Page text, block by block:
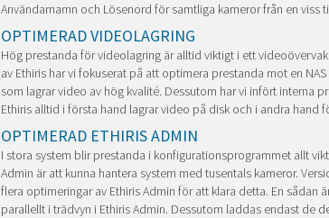
Användarnamn och Lösenord för samtliga kameror från en viss
OPTIMERAD VIDEOLAGRING
Hög prestanda för videolagring är alltid viktigt i ett
av Ethiris har vi fokuserat på att optimera prestanda mot en
som lagrar video av hög kvalité. Dessutom har vi infört interna
Ethiris alltid i första hand lagrar video på disk och i andra hand
OPTIMERAD ETHIRIS ADMIN
I stora system blir prestanda i konfigurationsprogrammet allt
Admin är att kunna hantera system med tusentals kameror.
flera optimeringar av Ethiris Admin för att klara detta. En sådan
parallellt i trädvyn i Ethiris Admin. Dessutom laddas endast de